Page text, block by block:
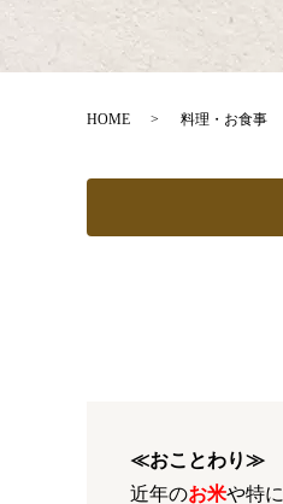
HOME 料理・お食事
≪おことわり≫
近年のお米や特に